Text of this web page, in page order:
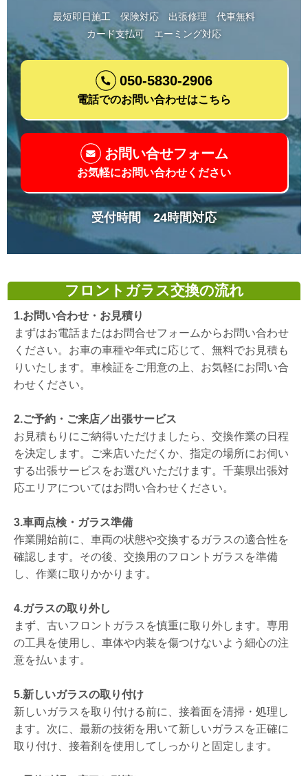
最短即日施工 保険対応 出張修理
代車無料
カード支払可
エーミング対応
050-5830-2906
電話でのお問い合わせはこちら
お問い合せフォーム
お気軽にお問い合わせください
受付時間 24時間対応
フロントガラス交換の流れ
1.お問い合わせ・お見積り
まずはお電話またはお問合せフォームからお問い合わせ
ください。お車の車種や年式に応じて、無料でお見積も
りいたします。車検証をご用意の上、お気軽にお問い合
わせください。
2.ご予約・ご来店／出張サービス
お見積もりにご納得いただけましたら、交換作業の日程
を決定します。ご来店いただくか、指定の場所にお伺い
する出張サービスをお選びいただけます。千葉県出張対
応エリアについてはお問い合わせください。
3.車両点検・ガラス準備
作業開始前に、車両の状態や交換するガラスの適合性を
確認します。その後、交換用のフロントガラスを準備
し、作業に取りかかります。
4.ガラスの取り外し
まず、古いフロントガラスを慎重に取り外します。専用
の工具を使用し、車体や内装を傷つけないよう細心の注
意を払います。
5.新しいガラスの取り付け
新しいガラスを取り付ける前に、接着面を清掃・処理し
ます。次に、最新の技術を用いて新しいガラスを正確に
取り付け、接着剤を使用してしっかりと固定します。